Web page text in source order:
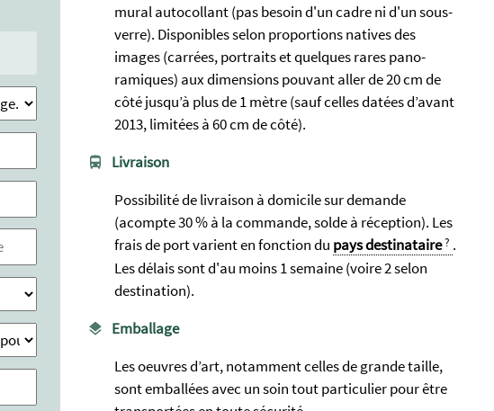
mural autocollant (pas besoin d'un cadre ni d'un sous-
verre). Dispo­nibles selon propor­tions natives des
images (carrées, portraits et quelques rares pano­
ramiques) aux dim­ensions pouvant aller de 20 cm de
côté jusqu’à plus de 1 mètre (sauf celles datées d’avant
2013, limitées à 60 cm de côté).
Livraison
Possibilité de livraison à domicile sur demande
(acompte 30 % à la commande, solde à réception). Les
frais de port varient en fonction du pays destinataire
.
Les délais sont d'au moins 1 semaine (voire 2 selon
destination).
Emballage
Les oeuvres d’art, notamment celles de grande taille,
sont emballées avec un soin tout particulier pour être